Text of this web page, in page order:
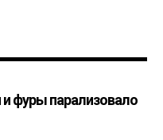
фуры парализовало